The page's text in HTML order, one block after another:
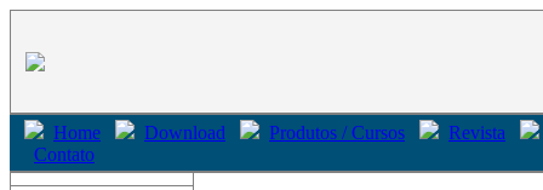
Home Download Produtos / Cursos
Revista
Contato